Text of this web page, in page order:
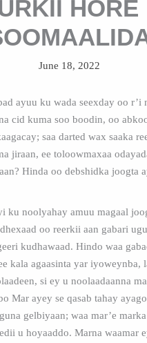
HORE
June 18, 2022
ayuu ku wada seexday oo r’i
cid kuma soo boodin, oo
saa darted wax saaka
jiraan, ee toloowmaxaa
Hinda oo debshidka joogta
ku noolyahay amuu magaal
oo reerkii aan gabari
kudhawaad. Hindo waa
kala agaasinta yar iyoweynba,
si ey u noolaadaanna
Mar ayey se qasab tahay
gelbiyaan; waa mar’e
u hoyaaddo. Marna waamar